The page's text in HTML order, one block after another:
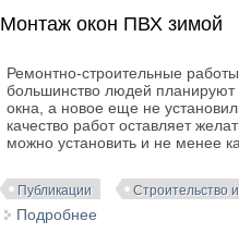
Монтаж окон ПВХ зимой
Ремонтно-строительные
большинство людей планируют
окна, а новое еще не
качество работ оставляет
можно установить и не менее
Публикации Строительство
Подробнее